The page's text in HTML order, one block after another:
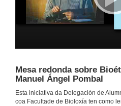
Mesa redonda sobre
Manuel Ángel Pombal
Esta iniciativa da Delegación de
coa Facultade de Bioloxía ten como